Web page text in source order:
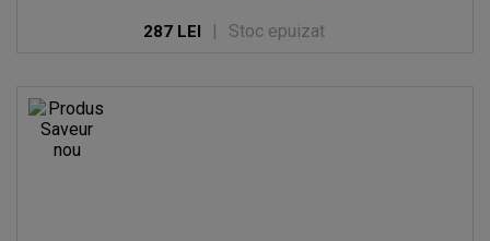
287 LEI | Stoc epuizat